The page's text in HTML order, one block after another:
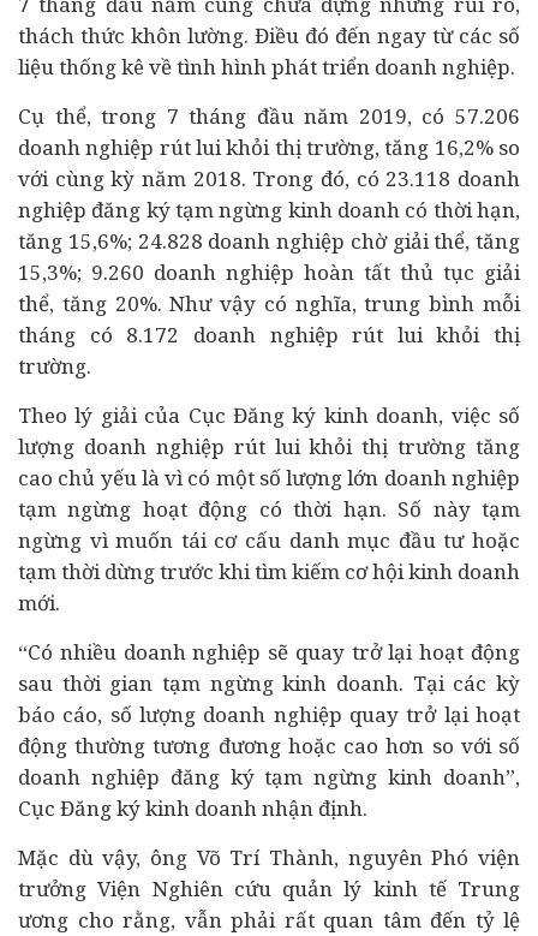
thách thức khôn lường. Điều đó đến ngay từ các số
liệu thống kê về tình hình phát triển doanh nghiệp.
Cụ thể, trong 7 tháng đầu năm 2019, có 57.206
doanh nghiệp rút lui khỏi thị trường, tăng 16,2% so
với cùng kỳ năm 2018. Trong đó, có 23.118 doanh
nghiệp đăng ký tạm ngừng kinh doanh có thời hạn,
tăng 15,6%; 24.828 doanh nghiệp chờ giải thể, tăng
15,3%; 9.260 doanh nghiệp hoàn tất thủ tục giải
thể, tăng 20%. Như vậy có nghĩa, trung bình mỗi
tháng có 8.172 doanh nghiệp rút lui khỏi thị
trường.
Theo lý giải của Cục Đăng ký kinh doanh, việc số
lượng doanh nghiệp rút lui khỏi thị trường tăng
cao chủ yếu là vì có một số lượng lớn doanh nghiệp
tạm ngừng hoạt động có thời hạn. Số này tạm
ngừng vì muốn tái cơ cấu danh mục đầu tư hoặc
tạm thời dừng trước khi tìm kiếm cơ hội kinh doanh
mới.
“Có nhiều doanh nghiệp sẽ quay trở lại hoạt động
sau thời gian tạm ngừng kinh doanh. Tại các kỳ
báo cáo, số lượng doanh nghiệp quay trở lại hoạt
động thường tương đương hoặc cao hơn so với số
doanh nghiệp đăng ký tạm ngừng kinh doanh”,
Cục Đăng ký kinh doanh nhận định.
Mặc dù vậy, ông Võ Trí Thành, nguyên Phó viện
trưởng Viện Nghiên cứu quản lý kinh tế Trung
ương cho rằng, vẫn phải rất quan tâm đến tỷ lệ